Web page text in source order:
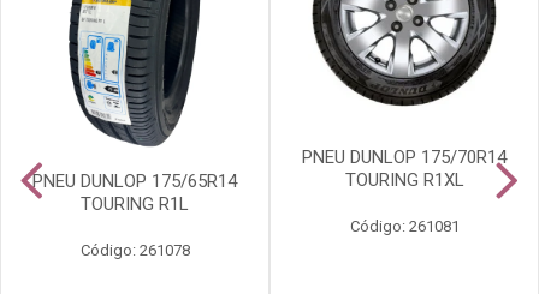
PNEU DUNLOP 175/65R14
TOURING R1L
Código: 261078
PNEU DUNLOP 175/70R14
TOURING R1XL
Código: 261081